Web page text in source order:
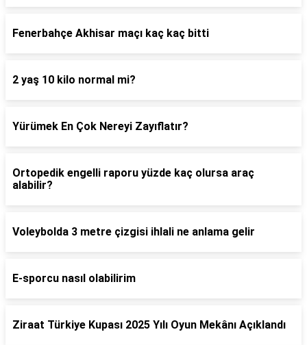
Fenerbahçe Akhisar maçı kaç kaç bitti
2 yaş 10 kilo normal mi?
Yürümek En Çok Nereyi Zayıflatır?
Ortopedik engelli raporu yüzde kaç olursa araç
alabilir?
Voleybolda 3 metre çizgisi ihlali ne anlama gelir
E-sporcu nasıl olabilirim
Ziraat Türkiye Kupası 2025 Yılı Oyun Mekânı Açıklandı